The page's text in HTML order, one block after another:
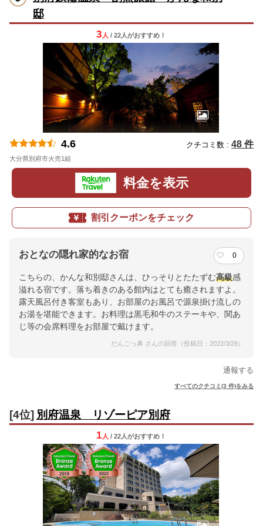
邸
3 人 / 22人がおすすめ！
4.6 クチコミ数 : 48 件
大分県別府市火売1組
料金を表示
割引クーポンをチェック
おとなの隠れ家的なお宿 0
こちらの、かんな和別邸さんは、ひっそりとたたずむ高級感
溢れる宿です。落ち着きのある館内はとても癒されますよ。
露天風呂付き客室もあり、お部屋のお風呂で源泉掛け流しの
お湯を堪能できます。お料理は黒毛和牛のステーキや、関あ
じ等の会席料理をお部屋で戴けます。
だんごっ鼻 さんの回答（投稿日：2022/3/28）
通報する
すべてのクチコミ(3 件)をみる
[4位] 別府温泉 リゾーピア別府
1 人 / 22人がおすすめ！